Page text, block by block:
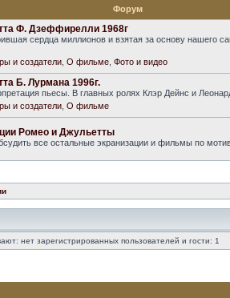
Форум
Ф. Дзеффирелли 1968г
сердца миллионов и взятая за основу нашего
и создатели О фильме Фото и видео
Б. Лурмана 1996г.
пьесы. В главных ролях Клэр Дейнс и
и создатели О фильме
Ромео и Джульетты
все остальные экранизации и фильмы по
нет зарегистрированных пользователей и гости: 1